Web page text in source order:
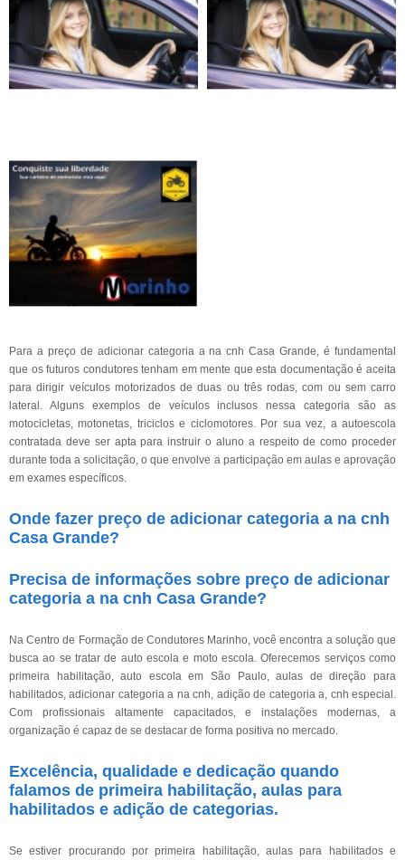
Para a preço de adicionar categoria a na cnh Casa Grande, é fundamental
que os futuros condutores tenham em mente que esta documentação é aceita
para dirigir veículos motorizados de duas ou três rodas, com ou sem carro
lateral. Alguns exemplos de veículos inclusos nessa categoria são as
motocicletas, motonetas, triciclos e ciclomotores. Por sua vez, a autoescola
contratada deve ser apta para instruir o aluno a respeito de como proceder
durante toda a solicitação, o que envolve a participação em aulas e aprovação
em exames específicos.
Onde fazer preço de adicionar categoria a na cnh
Casa Grande?
Precisa de informações sobre preço de adicionar
categoria a na cnh Casa Grande?
Na Centro de Formação de Condutores Marinho, você encontra a solução que
busca ao se tratar de auto escola e moto escola. Oferecemos serviços como
primeira habilitação, auto escola em São Paulo, aulas de direção para
habilitados, adicionar categoria a na cnh, adição de categoria a, cnh especial.
Com profissionais altamente capacitados, e instalações modernas, a
organização é capaz de se destacar de forma positiva no mercado.
Excelência, qualidade e dedicação quando
falamos de primeira habilitação, aulas para
habilitados e adição de categorias.
Se estiver procurando por primeira habilitação, aulas para habilitados e